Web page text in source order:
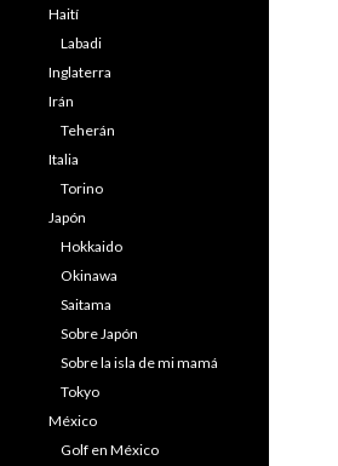
Haití
Labadi
Inglaterra
Irán
Teherán
Italia
Torino
Japón
Hokkaido
Okinawa
Saitama
Sobre Japón
Sobre la isla de mi mamá
Tokyo
México
Golf en México